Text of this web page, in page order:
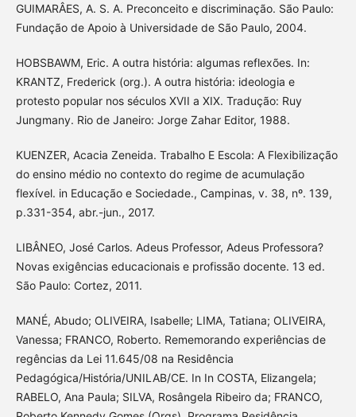
GUIMARÂES, A. S. A. Preconceito e discriminação. São Paulo:
Fundação de Apoio à Universidade de São Paulo, 2004.
HOBSBAWM, Eric. A outra história: algumas reflexões. In:
KRANTZ, Frederick (org.). A outra história: ideologia e
protesto popular nos séculos XVII a XIX. Tradução: Ruy
Jungmany. Rio de Janeiro: Jorge Zahar Editor, 1988.
KUENZER, Acacia Zeneida. Trabalho E Escola: A Flexibilização
do ensino médio no contexto do regime de acumulação
flexível. in Educação e Sociedade., Campinas, v. 38, nº. 139,
p.331-354, abr.-jun., 2017.
LIBÂNEO, José Carlos. Adeus Professor, Adeus Professora?
Novas exigências educacionais e profissão docente. 13 ed.
São Paulo: Cortez, 2011.
MANÉ, Abudo; OLIVEIRA, Isabelle; LIMA, Tatiana; OLIVEIRA,
Vanessa; FRANCO, Roberto. Rememorando experiências de
regências da Lei 11.645/08 na Residência
Pedagógica/História/UNILAB/CE. In In COSTA, Elizangela;
RABELO, Ana Paula; SILVA, Rosângela Ribeiro da; FRANCO,